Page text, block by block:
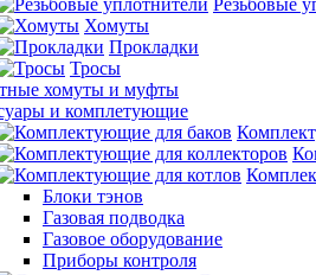
Резьбовые
Хомуты
Прокладки
Тросы
хомуты и муфты
и комплетующие
Блоки тэнов
Газовая подводка
Газовое оборудование
Приборы контроля